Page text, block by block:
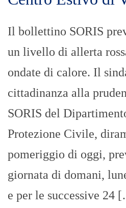
Il bollettino SORIS
un livello di allerta
ondate di calore. Il
cittadinanza alla
SORIS del
Protezione Civile,
pomeriggio di oggi,
giornata di domani,
e per le successive 24